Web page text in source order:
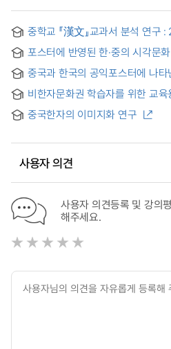
중학교 『漢文』교과서 분석 연구
포스터에 반영된 한·중의 시각문
and Chinese Visual Culture
Focused on the Seoul and
중국과 한국의 공익포스터에 나
traditional cultural elements
between China and Korea
비한자문화권 학습자를 위한 교
Character Culture
중국한자의 이미지화 연구
사용자 의견
사용자 의견등록 및 강의
해주세요.